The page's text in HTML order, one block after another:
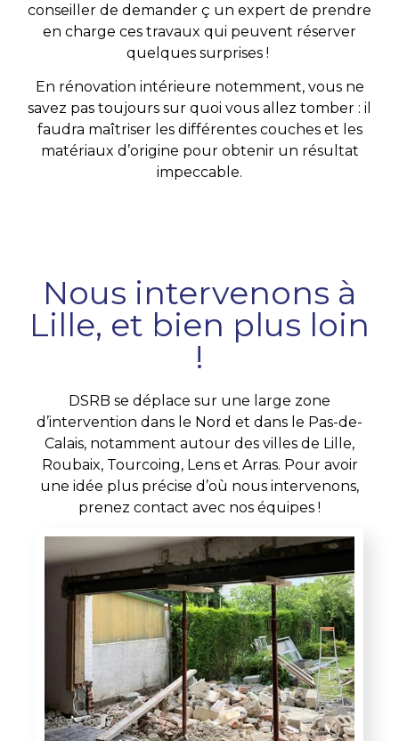
conseiller de demander ç un expert de prendre
en charge ces travaux qui peuvent réserver
quelques surprises !
En rénovation intérieure notemment, vous ne
savez pas toujours sur quoi vous allez tomber : il
faudra maîtriser les différentes couches et les
matériaux d’origine pour obtenir un résultat
impeccable.
Nous intervenons à
Lille, et bien plus loin
!
DSRB se déplace sur une large zone
d’intervention dans le Nord et dans le Pas-de-
Calais, notamment autour des villes de Lille,
Roubaix, Tourcoing, Lens et Arras. Pour avoir
une idée plus précise d’où nous intervenons,
prenez contact avec nos équipes !